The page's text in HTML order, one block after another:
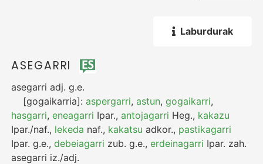
Laburdurak
ASEGARRI
asegarri adj. g.e.
[gogaikarria]:aspergarri,astun,gogaikarri,
hasgarri,eneagarri Ipar.,antojagarri Heg., kakazu
Ipar./naf., lekeda naf., kakatsu adkor., pastikagarri
Ipar. g.e.,debeiagarri zub. g.e.,erdeinagarri Ipar. zah.
asegarri iz./adj.